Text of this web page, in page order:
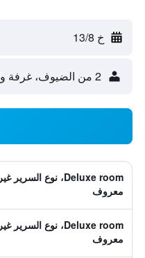
خ 13/8
2 من الضيوف، غرفة واحدة
Deluxe room، نوع السرير غير
معروف
Deluxe room، نوع السرير غير
معروف